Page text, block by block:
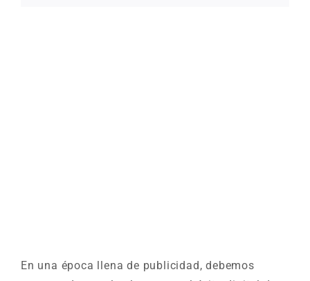
En una época llena de publicidad, debemos